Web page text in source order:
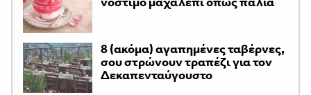
8 (ακόμα) αγαπημένες ταβέρνες,
σου στρώνουν τραπέζι για τον
Δεκαπενταύγουστο